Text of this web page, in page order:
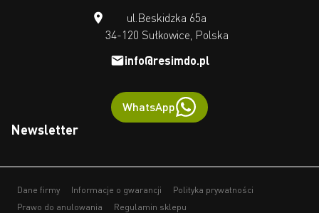
ul.Beskidzka 65a
34-120 Sułkowice, Polska
info@resimdo.pl
WhatsApp
Newsletter
Dane firmy Informacje o gwarancji
Polityka prywatności
Prawo do anulowania
Regulamin sklepu